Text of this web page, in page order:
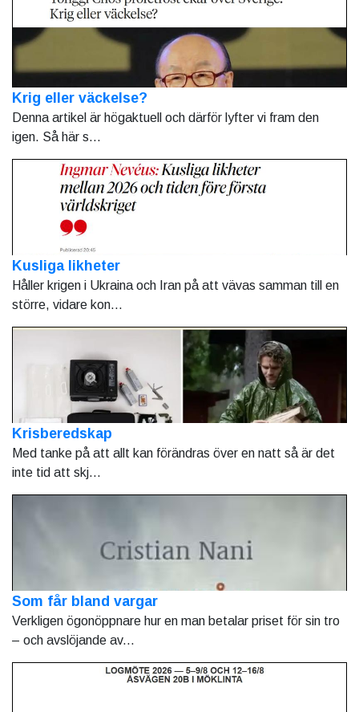
Krig eller väckelse?
Denna artikel är högaktuell och därför lyfter vi fram den
igen. Så här s...
Kusliga likheter
Håller krigen i Ukraina och Iran på att vävas samman till en
större, vidare kon...
Krisberedskap
Med tanke på att allt kan förändras över en natt så är det
inte tid att skj...
Som får bland vargar
Verkligen ögonöppnare hur en man betalar priset för sin tro
– och avslöjande av...